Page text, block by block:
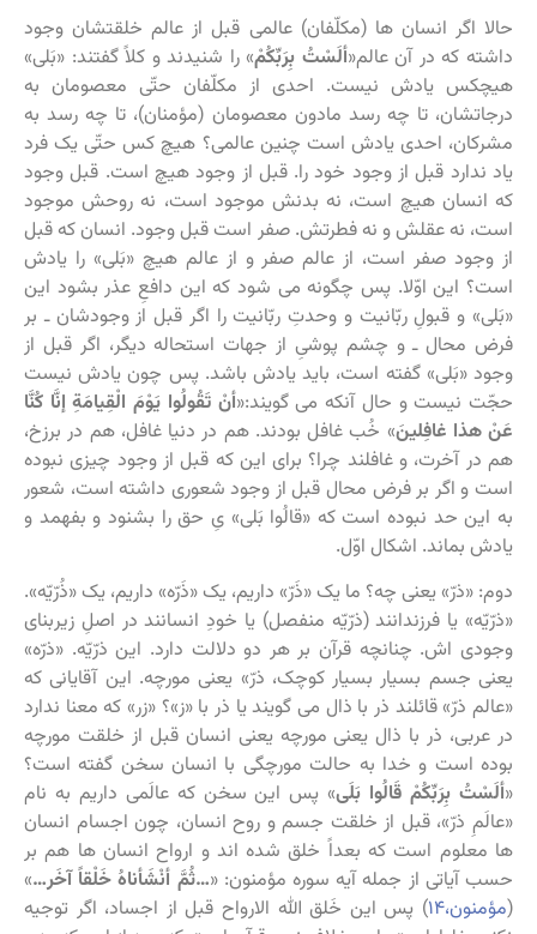
حالا اگر انسان ها (مکلّفان) عالمی قبل از عالم خلقتشان وجود
داشته که در آن عالم«ألَسْتُ بِرَبِّكُمْ» را شنیدند و کلاً گفتند: «بَلى‏»
هیچکس یادش نیست. احدی از مکلّفان حتّی معصومان به
درجاتشان، تا چه رسد مادون معصومان (مؤمنان)، تا چه رسد به
مشرکان، احدی یادش است چنین عالمی؟ هیچ کس حتّی یک فرد
یاد ندارد قبل از وجود خود را. قبل از وجود هیچ است. قبل وجود
که انسان هیچ است، نه بدنش موجود است، نه روحش موجود
است، نه عقلش و نه فطرتش. صفر است قبل وجود. انسان که قبل
از وجود صفر است، از عالم صفر و از عالم هیچ «بَلى‏» را یادش
است؟ این اوّلا. پس چگونه می شود که این دافعِ عذر بشود این
«بَلى‏» و قبولِ ربّانیت و وحدتِ ربّانیت را اگر قبل از وجودشان ـ بر
فرض محال ـ و چشم پوشیِ از جهات استحاله دیگر، اگر قبل از
وجود «بَلى‏» گفته است، باید یادش باشد. پس چون یادش نیست
حجّت نیست و حال آنکه می گویند:«أنْ تَقُولُوا یَوْمَ الْقِیامَةِ إنَّا كُنَّا
عَنْ هذا غافِلینَ‏» خُب غافل بودند. هم در دنیا غافل، هم در برزخ،
هم در آخرت، و غافلند چرا؟ برای این که قبل از وجود چیزی نبوده
است و اگر بر فرض محال قبل از وجود شعوری داشته است، شعور
به این حد نبوده است که «قالُوا بَلى» یِ حق را بشنود و بفهمد و
یادش بماند. اشکال اوّل.
دوم: «ذرّ» یعنی چه؟ ما یک «ذَرّ» داریم، یک «ذَرّه» داریم، یک «ذُرّیّه».
«ذرّیّه» یا فرزندانند (ذرّیّه منفصل) یا خودِ انسانند در اصلِ زیربنای
وجودی اش. چنانچه قرآن بر هر دو دلالت دارد. این ذرّیّه. «ذرّه»
یعنی جسم بسیار بسیار کوچک، ذرّ» یعنی مورچه. این آقایانی که
«عالم ذرّ» قائلند ذر با ذال می گویند یا ذر با «ز»؟ «زر» که معنا ندارد
در عربی، ذر با ذال یعنی مورچه یعنی انسان قبل از خلقت مورچه
بوده است و خدا به حالت مورچگی با انسان سخن گفته است؟
«ألَسْتُ بِرَبِّكُمْ قَالُوا بَلَى‏‏» پس این سخن که عالَمی داریم به نام
«عالَمِ ذرّ»، قبل از خلقت جسم و روح انسان، چون اجسام انسان
ها معلوم است که بعداً خلق شده اند و ارواح انسان ها هم بر
حسب آیاتی از جمله آیه سوره مؤمنون: «…ثُمَّ أنْشَأناهُ خَلْقاً آخَر…»
(مؤمنون،۱۴ ) پس این خَلق الله الارواح قبل از اجساد، اگر توجیه